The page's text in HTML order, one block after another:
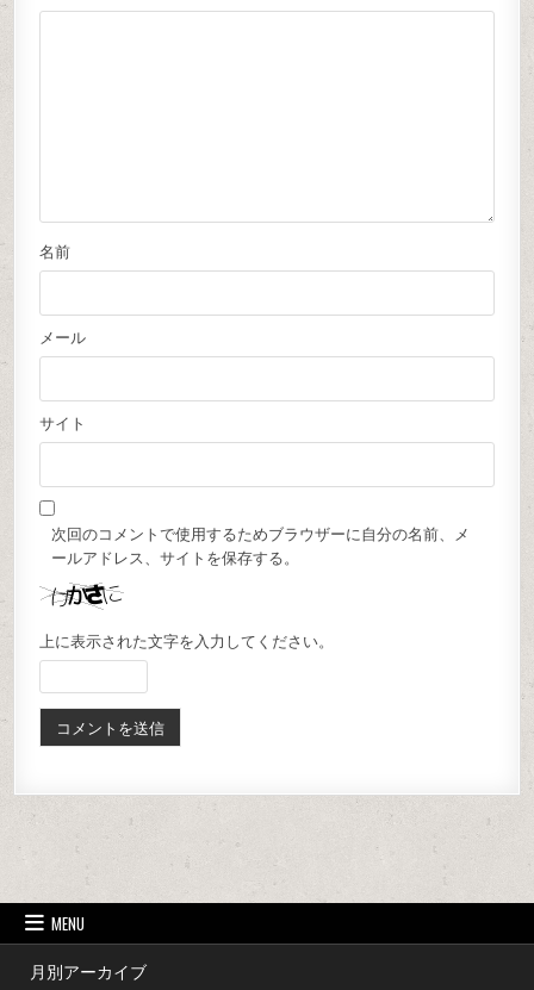
名前
メール
サイト
次回のコメントで使用するためブラウザーに自分の名前、メ
ールアドレス、サイトを保存する。
上に表示された文字を入力してください。
MENU
月別アーカイブ